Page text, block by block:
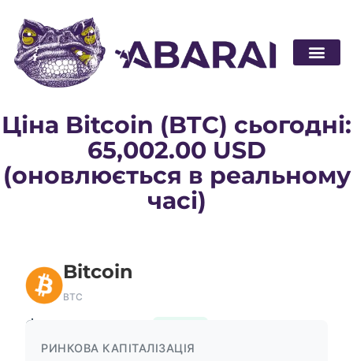
Ціна Bitcoin (BTC) сьогодні:
65,002.00 USD
(оновлюється в реальному
часі)
Bitcoin
BTC
$65,002.00
РИНКОВА КАПІТАЛІЗАЦІЯ